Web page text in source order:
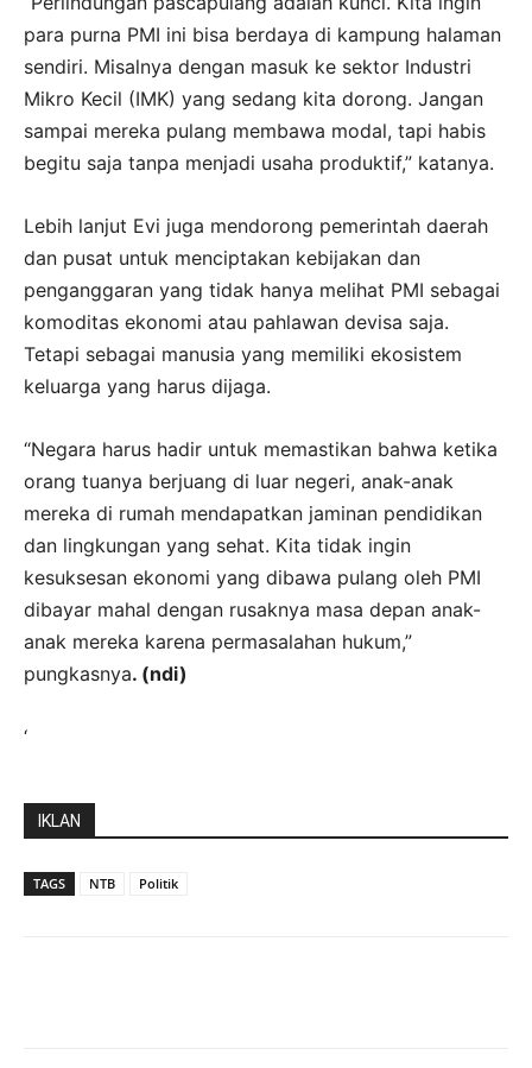
para purna PMI ini bisa berdaya di kampung halaman
sendiri. Misalnya dengan masuk ke sektor Industri
Mikro Kecil (IMK) yang sedang kita dorong. Jangan
sampai mereka pulang membawa modal, tapi habis
begitu saja tanpa menjadi usaha produktif,” katanya.
Lebih lanjut Evi juga mendorong pemerintah daerah
dan pusat untuk menciptakan kebijakan dan
penganggaran yang tidak hanya melihat PMI sebagai
komoditas ekonomi atau pahlawan devisa saja.
Tetapi sebagai manusia yang memiliki ekosistem
keluarga yang harus dijaga.
“Negara harus hadir untuk memastikan bahwa ketika
orang tuanya berjuang di luar negeri, anak-anak
mereka di rumah mendapatkan jaminan pendidikan
dan lingkungan yang sehat. Kita tidak ingin
kesuksesan ekonomi yang dibawa pulang oleh PMI
dibayar mahal dengan rusaknya masa depan anak-
anak mereka karena permasalahan hukum,”
pungkasnya. (ndi)
‘
IKLAN
TAGS NTB Politik